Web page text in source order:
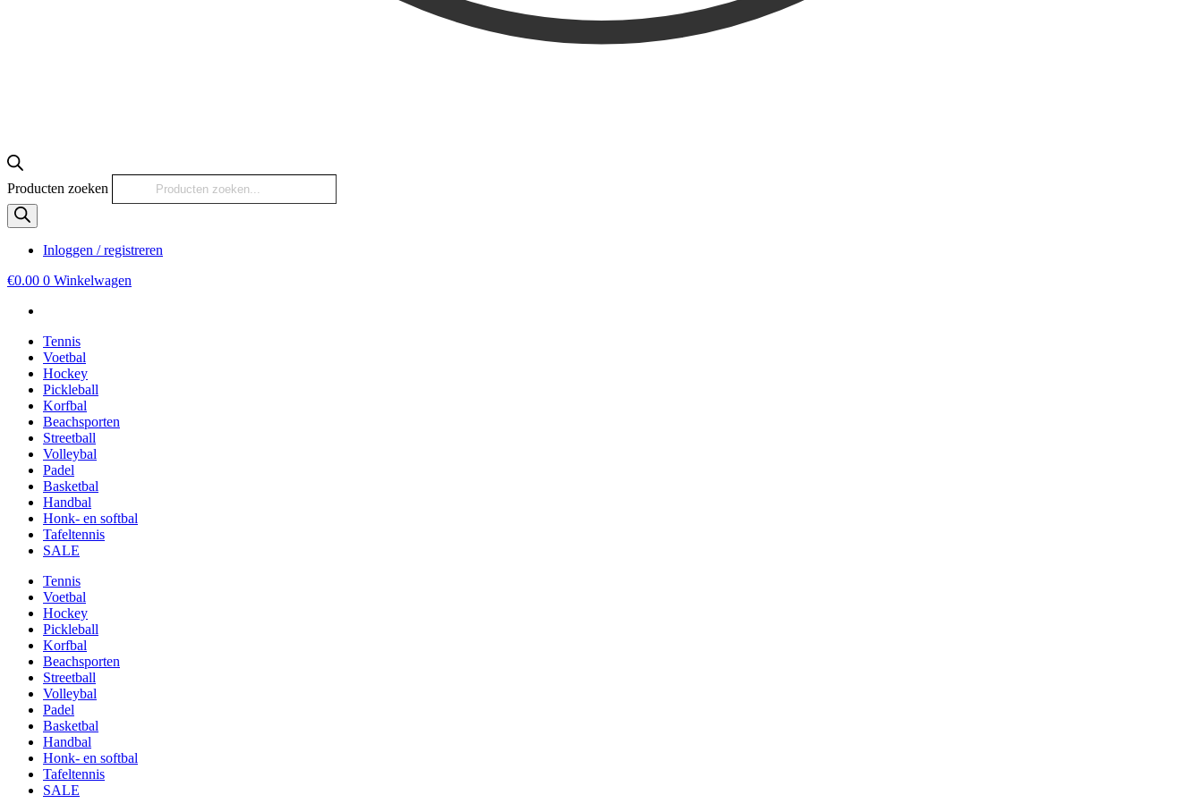
Producten zoeken
Inloggen / registreren
€0.00 0 Winkelwagen
Tennis
Voetbal
Hockey
Pickleball
Korfbal
Beachsporten
Streetball
Volleybal
Padel
Basketbal
Handbal
Honk- en softbal
Tafeltennis
SALE
Tennis
Voetbal
Hockey
Pickleball
Korfbal
Beachsporten
Streetball
Volleybal
Padel
Basketbal
Handbal
Honk- en softbal
Tafeltennis
SALE